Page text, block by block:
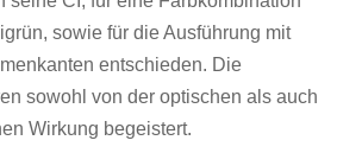
sowie für die Ausführung mit
entschieden. Die
sowohl von der optischen als auch
Wirkung begeistert.